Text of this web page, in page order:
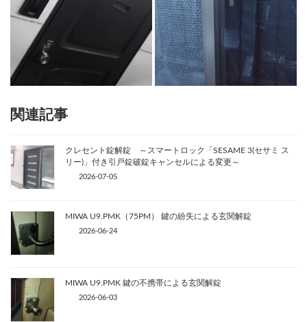
関連記事
クレセント錠解錠 ～スマートロック「SESAME 3(セサミ ス
リー)」付き引戸錠破錠キャンセルによる変更～
2026-07-05
MIWA U9.PMK（75PM） 鍵の紛失による玄関解錠
2026-06-24
MIWA U9.PMK 鍵の不携帯による玄関解錠
2026-06-03